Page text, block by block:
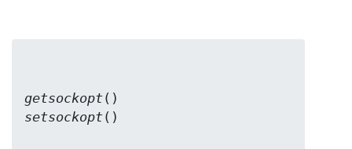
getsockopt
setsockopt